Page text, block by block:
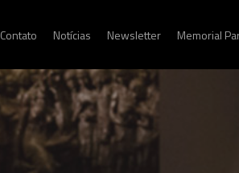
Contato Notícias Newsletter Memorial